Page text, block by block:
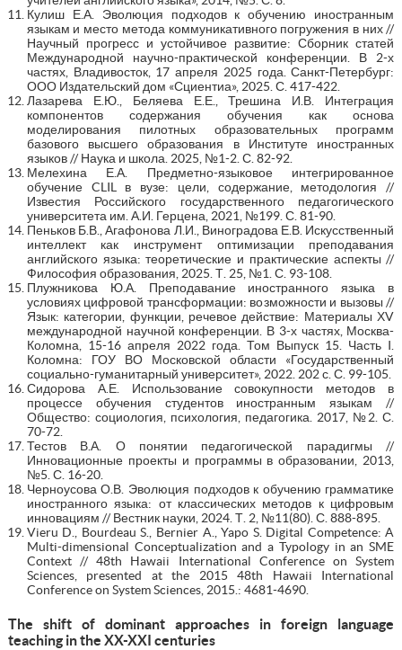
Кулиш Е.А. Эволюция подходов к обучению иностранным
языкам и место метода коммуникативного погружения в них //
Научный прогресс и устойчивое развитие: Сборник статей
Международной научно-практической конференции. В 2-х
частях, Владивосток, 17 апреля 2025 года. Санкт-Петербург:
ООО Издательский дом «Сциентиа», 2025. С. 417-422.
Лазарева Е.Ю., Беляева Е.Е., Трешина И.В. Интеграция
компонентов содержания обучения как основа
моделирования пилотных образовательных программ
базового высшего образования в Институте иностранных
языков // Наука и школа. 2025, №1-2. С. 82-92.
Мелехина Е.А. Предметно-языковое интегрированное
обучение CLIL в вузе: цели, содержание, методология //
Известия Российского государственного педагогического
университета им. А.И. Герцена, 2021, №199. С. 81-90.
Пеньков Б.В., Агафонова Л.И., Виноградова Е.В. Искусственный
интеллект как инструмент оптимизации преподавания
английского языка: теоретические и практические аспекты //
Философия образования, 2025. Т. 25, №1. С. 93-108.
Плужникова Ю.А. Преподавание иностранного языка в
условиях цифровой трансформации: возможности и вызовы //
Язык: категории, функции, речевое действие: Материалы ХV
международной научной конференции. В 3-х частях, Москва-
Коломна, 15-16 апреля 2022 года. Том Выпуск 15. Часть I.
Коломна: ГОУ ВО Московской области «Государственный
социально-гуманитарный университет», 2022. 202 с. С. 99-105.
Сидорова А.Е. Использование совокупности методов в
процессе обучения студентов иностранным языкам //
Общество: социология, психология, педагогика. 2017, №2. С.
70-72.
Тестов В.А. О понятии педагогической парадигмы //
Инновационные проекты и программы в образовании, 2013,
№5. С. 16-20.
Черноусова О.В. Эволюция подходов к обучению грамматике
иностранного языка: от классических методов к цифровым
инновациям // Вестник науки, 2024. Т. 2, №11(80). С. 888-895.
Vieru D., Bourdeau S., Bernier A., Yapo S. Digital Competence: A
Multi-dimensional Conceptualization and a Typology in an SME
Context // 48th Hawaii International Conference on System
Sciences, presented at the 2015 48th Hawaii International
Conference on System Sciences, 2015.: 4681-4690.
The shift of dominant approaches in foreign language
teaching in the XX-XXI centuries